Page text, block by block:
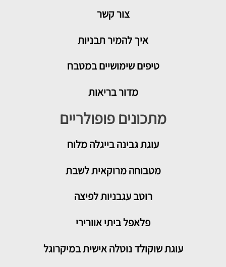
צור קשר
איך להמיר תבניות
טיפים שימושיים במטבח
מדור בריאות
מתכונים פופולריים
עוגת גבינה בייגלה מלוח
מטבוחה מרוקאית לשבת
רוטב עגבניות לפיצה
פלאפל ביתי אוורירי
עוגת שוקולד נוטלה אישית במיקרוגל